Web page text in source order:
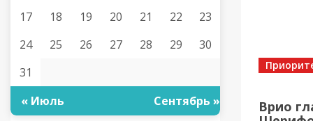
17
18 19 20 21 22
23
24
25 26 27 28 29
30
31
« Июль
Сентябрь »
Врио